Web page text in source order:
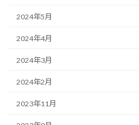
2024年5月
2024年4月
2024年3月
2024年2月
2023年11月